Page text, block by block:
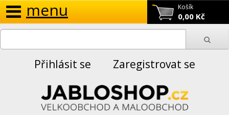
Košík
0,00 Kč
menu
Přihlásit se Zaregistrovat se